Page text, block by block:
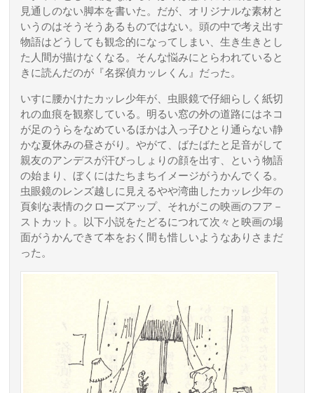
見通しのない脚本を書いた。だが、オリジナルな素材と
いうのはそうそうあるものではない。頭の中で考え出す
物語はどうしても観念的になってしまい、生き生きとし
た人間が描けなくなる。そんな悩みにとらわれていると
きに読んだのが『名探偵カッレくん』だった。
いすに腰かけたカッレ少年が、虫眼鏡で仔細らしく紙切
れの血痕を観察している。明るい窓の外の道路にはネコ
が足のうらをなめているほかは入っ子ひとり通らない静
かな夏休みの昼さがり。やがて、ばたばたと足音がして
親友のアンデスが汗びっしょりの顔を出す、という物語
の始まり、ぼくにはたちまちイメージがうかんでくる。
虫眼鏡のレンズ越しに見えるやや湾曲したカッレ少年の
頁剣な表情のクローズアップ、それがこの映画のフア－
ストカット。以下小説をたどるにつれて次々と映画の場
面がうかんできて本をおく間も惜しいようなありさまだ
った。